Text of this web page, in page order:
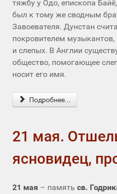
тяжбу у Одо, епископа
был к тому же сводным
Завоевателя. Дунстан
покровителем
и слепых. В Англии
общество, помогающее
носит его имя.
Подробнее...
21 мая.
ясновидец,
21 мая – память св.